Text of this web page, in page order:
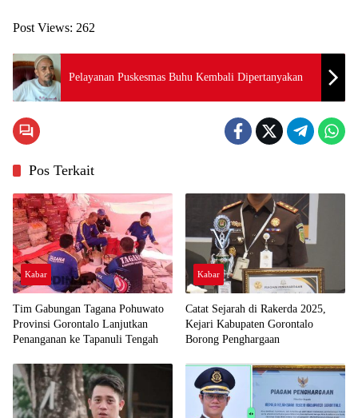
Post Views: 262
Pelayanan Puskesmas Buhu Kembali Dipertanyakan
Pos Terkait
Kabar
Tim Gabungan Tagana Pohuwato
Provinsi Gorontalo Lanjutkan
Penanganan ke Tapanuli Tengah
Kabar
Catat Sejarah di Rakerda 2025,
Kejari Kabupaten Gorontalo
Borong Penghargaan